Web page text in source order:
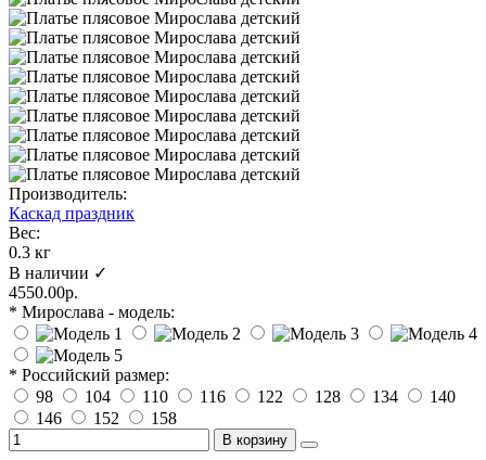
Производитель:
Каскад праздник
Вес:
0.3 кг
В наличии ✓
4550.00р.
* Мирослава - модель:
* Российский размер:
98
104 110 116 122 128 134
140
146
152 158
В корзину